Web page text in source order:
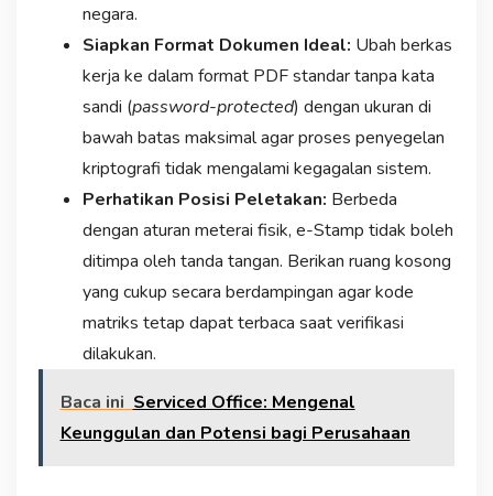
negara.
Siapkan Format Dokumen Ideal: Ubah berkas
kerja ke dalam format PDF standar tanpa kata
sandi (password-protected) dengan ukuran di
bawah batas maksimal agar proses penyegelan
kriptografi tidak mengalami kegagalan sistem.
Perhatikan Posisi Peletakan: Berbeda
dengan aturan meterai fisik, e-Stamp tidak boleh
ditimpa oleh tanda tangan. Berikan ruang kosong
yang cukup secara berdampingan agar kode
matriks tetap dapat terbaca saat verifikasi
dilakukan.
Baca ini Serviced Office: Mengenal
Keunggulan dan Potensi bagi Perusahaan